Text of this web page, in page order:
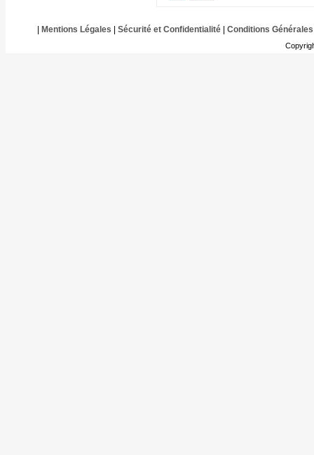
Mentions Légales Sécurité et Confidentialité| Conditions Générales